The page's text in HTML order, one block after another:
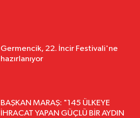
Germencik, 22. İncir Festivali'ne
hazırlanıyor
BAŞKAN MARAŞ: "145 ÜLKEYE
İHRACAT YAPAN GÜÇLÜ BİR AYDIN